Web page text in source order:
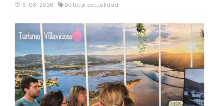
5-08-2026 De total actualidad